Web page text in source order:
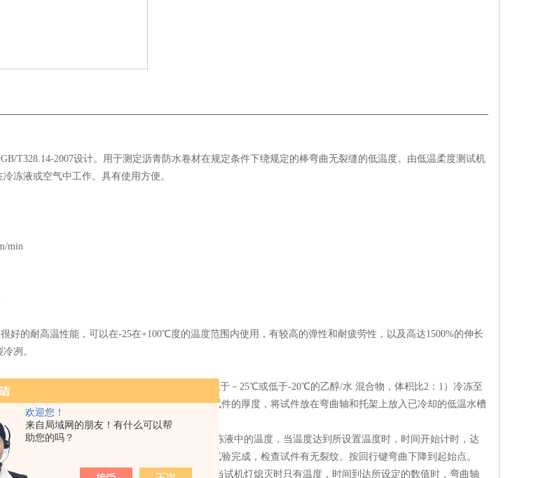
欢迎您！
来自局域网的朋友！有什么可以帮
助您的吗？
T328.14-2007设计。用于测定沥青防水卷材在规定条件下绕规定的棒弯曲无裂缝的低温度。由低温柔度测试机
冻液或空气中工作。具有使用方便。
min
好的耐高温性能，可以在-25在+100℃度的温度范围内使用，有较高的弹性和耐疲劳性，以及高达1500%的伸长
冽。
加上冷冻液（丙烯二醇/水 溶液，体积比1：1；低于－25℃或低于-20℃的乙醇/水 混合物，体积比2：1）冷冻至
的距离按试件调整，即弯曲轴直径+2mm+两倍试件的厚度，将试件放在弯曲轴和托架上放入已冷却的低温水槽
。
中设置所规定的温度、时间，此时温度显示即冷冻液中的温度，当温度达到所设置温度时，时间开始计时，达
360mm/min 的速度开始上升，当弯曲轴停止，试验完成，检查试件有无裂纹。按回行键弯曲下降到起始点。
时，按启动键或返回键弯曲轴开始上升或下降，当试机灯熄灭时只有温度，时间到达所设定的数值时，弯曲轴